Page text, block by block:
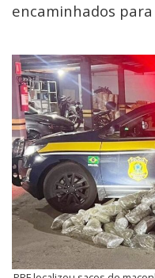
encaminhados